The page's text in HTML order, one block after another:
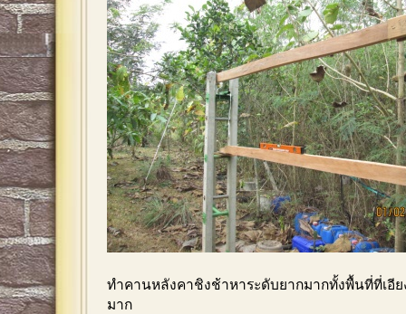
ทำคานหลังคาชิงช้าหาระดับยากมากทั้งพื้นที่ที่เอีย
มาก